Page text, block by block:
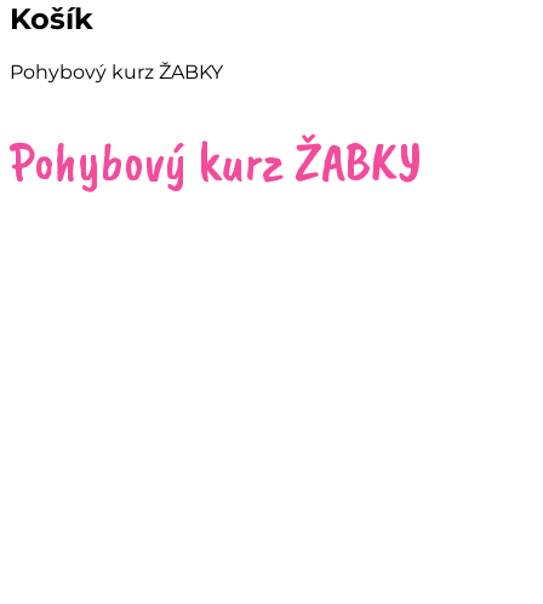
Košík
Pohybový kurz ŽABKY
Pohybový kurz ŽABKY